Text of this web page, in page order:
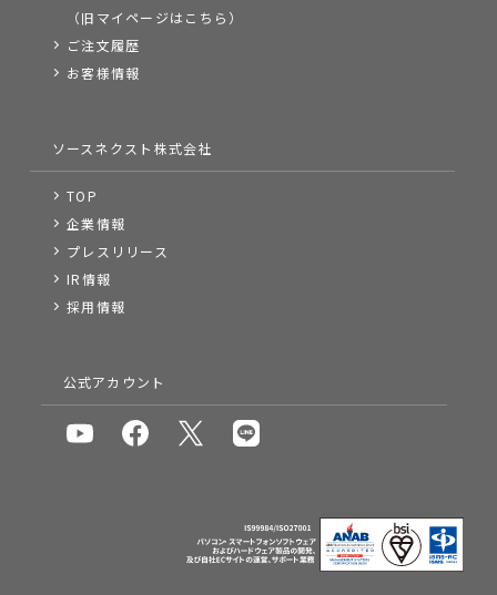
（旧マイページはこちら）
ご注文履歴
お客様情報
ソースネクスト株式会社
TOP
企業情報
プレスリリース
IR情報
採用情報
公式アカウント